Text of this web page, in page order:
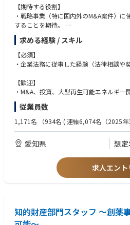
ただくことを期待しています。
＜将来的にお任せしたいこと・キャリア
▼ゆくゆくは～ 取締役会や株主総会の運
い立場で会社運営を支えていただきた い
成やチームマネジメントを通じて、自走
ただきま す。
▼その先のステップアップ 福利厚生の企
安心して働ける環境づくりを推進しなが
ーとして活躍していただくことを期待し
【期待する役割】
・戦略事業（特に国内外のM&A案件）
することを期待。
【具体的には】
・M＆A実行時の法務処理
・コア事業及び戦略事業に係る契約審査
【身につくスキル】
スを法的に保護し、推進するリーガルチ
・顧客とのトラブルや訴訟発生時に、顧
しながら、会社へのダメージを最小限に
総務部 法務グループ
求める経験 / スキル
【必須】
・企業法務に従事した経験（法律相談や
【歓迎】
・M&A、投資、大型再生可能エネルギー
・英文契約、株式譲渡契約などの契約書
・TOEIC700点以上"
従業員数
1,171名 （934名 ( 連結6,074名（2025年
愛知県 想
求人エント
知的財産部門スタッフ ～創薬